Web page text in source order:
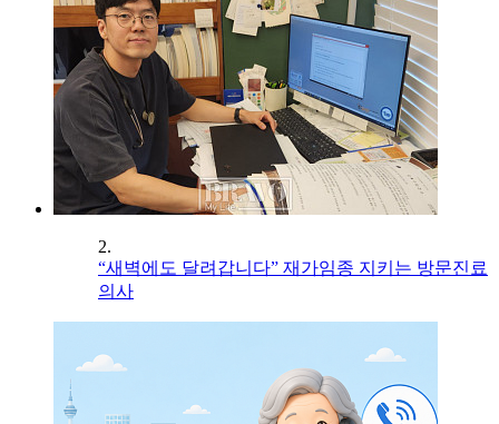
2.
“새벽에도 달려갑니다” 재가임종 지키는 방문진료
의사